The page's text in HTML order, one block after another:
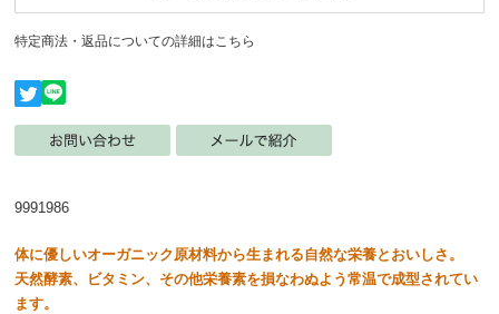
特定商法・返品についての詳細はこちら
9991986
体に優しいオーガニック原材料から生まれる自然な栄養とおいしさ。
天然酵素、ビタミン、その他栄養素を損なわぬよう常温で成型されてい
ます。